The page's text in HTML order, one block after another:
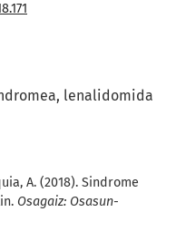
lenalidomida
A. (2018). Sindrome
Osagaiz: Osasun-